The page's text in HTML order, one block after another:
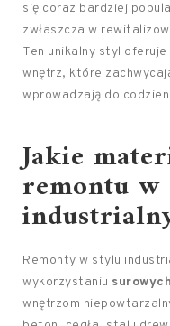
się coraz bardziej
zwłaszcza w
Ten unikalny styl
wnętrz, które
wprowadzają do
Jakie
remontu
Remonty w stylu
wykorzystaniu
wnętrzom